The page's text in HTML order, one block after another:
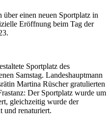
einen neuen Sportplatz in
Eröffnung beim Tag der
Sportplatz des
Samstag. Landeshauptmann
Martina Rüscher gratulierten
Der Sportplatz wurde um
gleichzeitig wurde der
und renaturiert.